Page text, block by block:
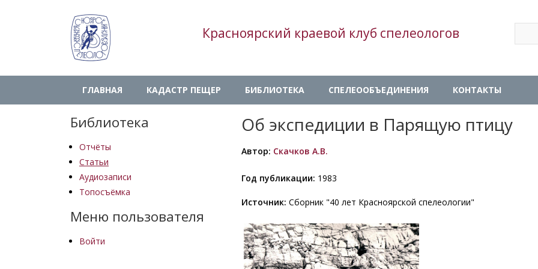
Красноярский краевой клуб спелеологов
Main
navigation
ГЛАВНАЯ КАДАСТР ПЕЩЕР БИБЛИОТЕКА СПЕЛЕООБЪЕДИНЕНИЯ КОНТАКТЫ
Библиотека
Отчёты
Статьи
Аудиозаписи
Топосъёмка
Меню пользователя
Войти
Об экспедиции в Парящую птицу
Автор: Скачков А.В.
Год публикации: 1983
Источник: Сборник "40 лет Красноярской спелеологии"